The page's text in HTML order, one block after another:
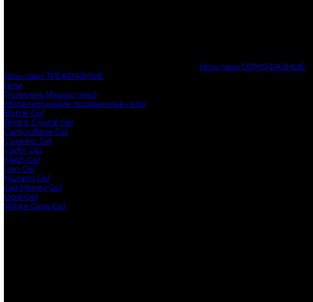
Гель-лаки ОДНОФАЗНЫЕ
Гель-лаки ТРЕХФАЗНЫЕ
Гели
Полигель (Акрил гель)
Моделирующие прозрачные гели
Bottle Gel
Bright Crystal Gel
Camouflage Gel
Ceramic Gel
Farfor Gel
Flash Gel
Iron Gel
Murano Gel
Old Money Gel
Opal Gel
White Glow Gel